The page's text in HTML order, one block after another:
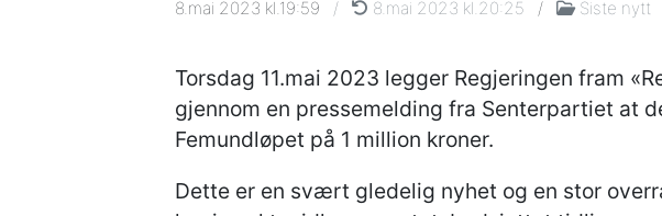
8.mai 2023 kl.19:59 / 8.mai 2023 kl.20:25 / Siste nytt
Torsdag 11.mai 2023 legger Regjeringen fram
gjennom en pressemelding fra Senterpartiet at
Femundløpet på 1 million kroner.
Dette er en svært gledelig nyhet og en stor